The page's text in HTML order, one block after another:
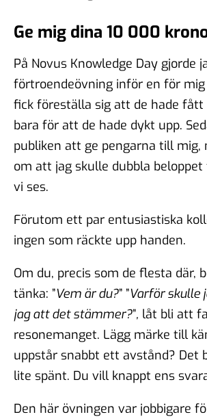
Ge mig dina 10 000
På Novus Knowledge Day gjorde
förtroendeövning inför en för mig
fick föreställa sig att de hade
bara för att de hade dykt upp.
publiken att ge pengarna till
om att jag skulle dubbla
vi ses.
Förutom ett par entusiastiska
ingen som räckte upp handen.
Om du, precis som de flesta där,
tänka: ”Vem är du?” ”Varför skulle
jag att det stämmer?”, låt bli att
resonemanget. Lägg märke till
uppstår snabbt ett avstånd? Det
lite spänt. Du vill knappt ens
Den här övningen var jobbigare